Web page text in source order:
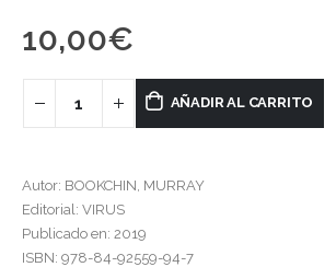
10,00€
AÑADIR AL CARRITO
Autor: BOOKCHIN, MURRAY
Editorial: VIRUS
Publicado en: 2019
ISBN: 978-84-92559-94-7